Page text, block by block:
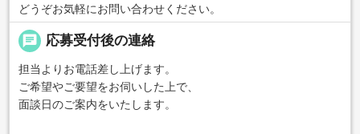
どうぞお気軽にお問い合わせください。
chat 応募受付後の連絡
担当よりお電話差し上げます。
ご希望やご要望をお伺いした上で、
面談日のご案内をいたします。